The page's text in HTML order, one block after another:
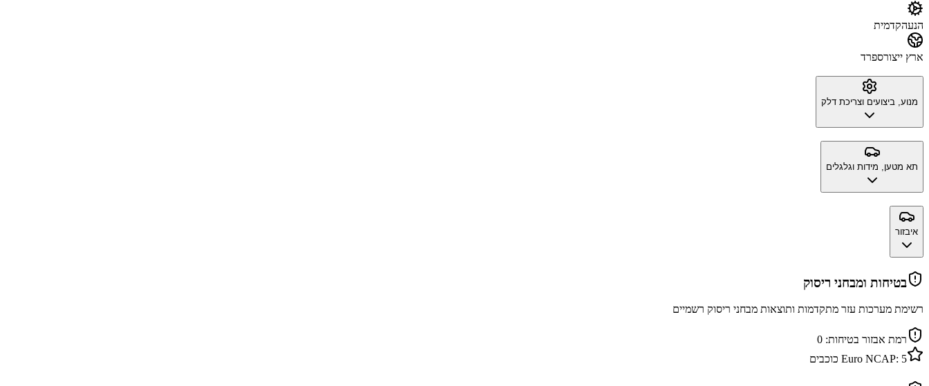
הנעהקדמית
ארץ ייצורספרד
מנוע, ביצועים וצריכת דלק
תא מטען, מידות וגלגלים
איבזור
בטיחות ומבחני ריסוק
רשימת מערכות עזר מתקדמות ותוצאות מבחני ריסוק רשמיים
רמת אבזור בטיחות: 0
Euro NCAP: 5 כוכבים